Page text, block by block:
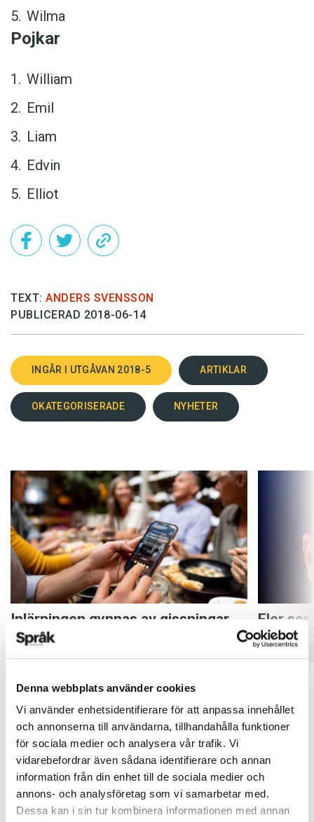
Denna webbplats använder cookies
Vi använder enhetsidentifierare för att anpassa innehållet
och annonserna till användarna, tillhandahålla funktioner
för sociala medier och analysera vår trafik. Vi
vidarebefordrar även sådana identifierare och annan
information från din enhet till de sociala medier och
annons- och analysföretag som vi samarbetar med.
Dessa kan i sin tur kombinera informationen med annan
Wilma
Pojkar
William
Emil
Liam
Edvin
Elliot
TEXT: ANDERS SVENSSON
PUBLICERAD 2018-06-14
INGÅR I UTGÅVAN 2018-5 ARTIKLAR
OKATEGORISERADE NYHETER
Inlärningen gynnas av gissningar
ARTIKLAR
Fler
ARTIKLAR